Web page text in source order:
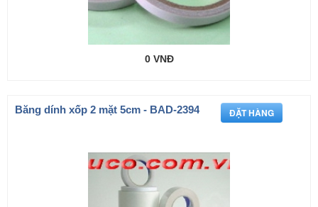
0 VNĐ
Băng dính xốp 2 mặt 5cm - BAD-2394